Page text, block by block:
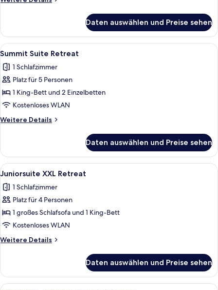
Suite
Retreat
Daten auswählen und Preise sehen
Alle
Fotos
für
Summit
Suite
Retreat
anzeigen
Ein Schlafzimmer mit einem großen
12
Summit Suite Retreat
1 Schlafzimmer
Platz für 5 Personen
1 King-Bett und 2 Einzelbetten
Kostenloses WLAN
Weitere Details
Weitere
Suite
Retreat
Daten auswählen und Preise sehen
Alle
Fotos
für
Juniorsuite
XXL
Retreat
anzeigen
Ein geräumiges Wohnzimmer mit
8
Juniorsuite XXL Retreat
1 Schlafzimmer
Platz für 4 Personen
1 großes Schlafsofa und 1 King-Bett
Kostenloses WLAN
Weitere Details
Weitere
XXL
Retreat
Daten auswählen und Preise sehen
Ein Hotelzimmer mit einem großen